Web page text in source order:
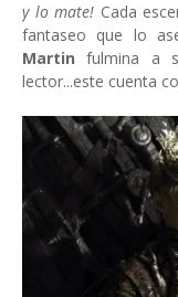
y lo mate! Cada
fantaseo que lo
Martin fulmina a
lector...este cuenta